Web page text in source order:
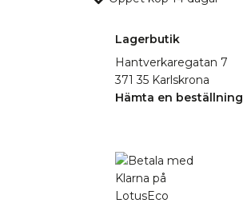
Lagerbutik
Hantverkaregatan 7
371 35 Karlskrona
Hämta en beställning